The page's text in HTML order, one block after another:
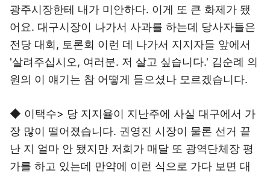
광주시장한테 내가 미안하다. 이게 또 큰 화제가 됐
어요. 대구시장이 나가서 사과를 하는데 당사자들은
전당 대회, 토론회 이런 데 나가서 지지자들 앞에서
'살려주십시오, 여러분. 저 살고 싶습니다.' 김순례 의
원의 이 얘기는 참 어떻게 들으셨나 모르겠습니다.
◆ 이택수> 당 지지율이 지난주에 사실 대구에서 가
장 많이 떨어졌습니다. 권영진 시장이 물론 선거 끝
난 지 얼마 안 됐지만 저희가 매달 또 광역단체장 평
가를 하고 있는데 만약에 이런 식으로 가다 보면 대